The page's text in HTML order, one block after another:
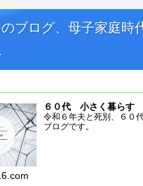
ブログ、母子家庭時
６０代 小さく暮らす
令和６年夫と死別、６０
ブログです。